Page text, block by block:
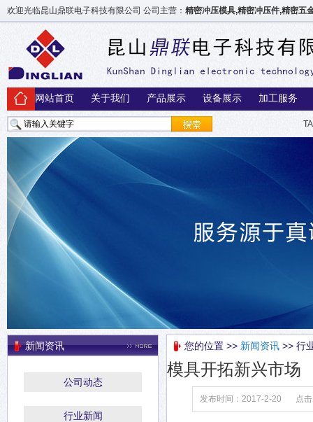
欢迎光临昆山鼎联电子科技有限公司 公司主营： 精密冲压模具,精密冲压件,精密五
网站首页 关于我们 产品展示 设备展示 加工服务
新闻资讯
公司动态
行业新闻
您的位置 >> 新闻资讯 >> 行
模具开拓新兴市场
发布时间：2017-2-20 点